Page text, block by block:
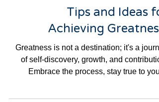
3 min
Tips and Ideas
Achieving
Greatness is not a destination; it's a
Embrace the process, stay true to